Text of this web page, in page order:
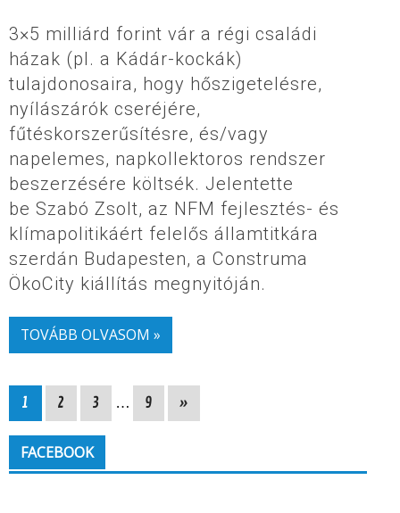
3×5 milliárd forint vár a régi családi
házak (pl. a Kádár-kockák)
tulajdonosaira, hogy hőszigetelésre,
nyílászárók cseréjére,
fűtéskorszerűsítésre, és/vagy
napelemes, napkollektoros rendszer
beszerzésére költsék. Jelentette
be Szabó Zsolt, az NFM fejlesztés- és
klímapolitikáért felelős államtitkára
szerdán Budapesten, a Construma
ÖkoCity kiállítás megnyitóján.
TOVÁBB OLVASOM »
1 2 3 … 9 »
FACEBOOK